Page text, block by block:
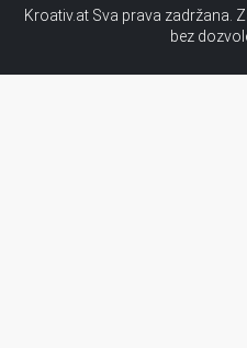
Kroativ.at Sva prava zadržana.
bez